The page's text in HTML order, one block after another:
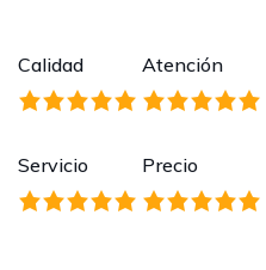
Calidad Atención
Servicio Precio